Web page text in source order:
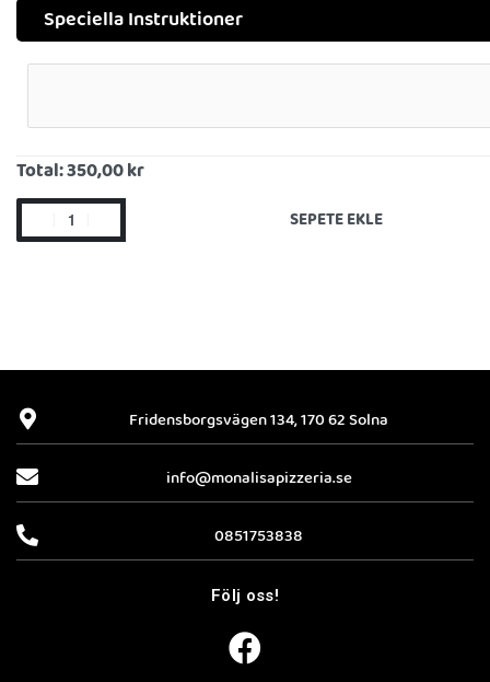
Speciella Instruktioner
Total:350,00 kr
SEPETE EKLE
Fridensborgsvägen 134, 170 62 Solna
info@monalisapizzeria.se
0851753838
Följ oss!